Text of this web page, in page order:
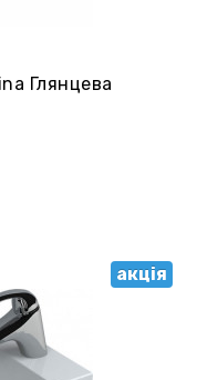
Глянцева
акція